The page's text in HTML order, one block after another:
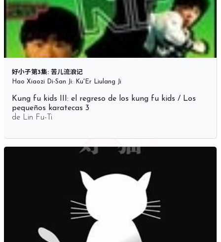
好小子第3集: 苦儿流浪记
Hao Xiaozi Di-San Ji: Ku'Er Liulang Ji
Kung fu kids III: el regreso de los kung fu kids / Los
pequeños karatecas 3
de Lin Fu-Ti